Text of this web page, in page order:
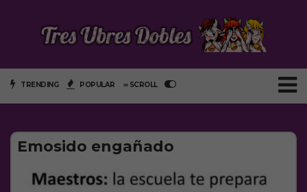
TRENDING POPULAR ∞ SCROLL
Emosido engañado